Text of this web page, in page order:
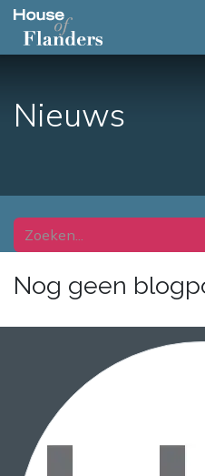
Nieuws
Nog geen